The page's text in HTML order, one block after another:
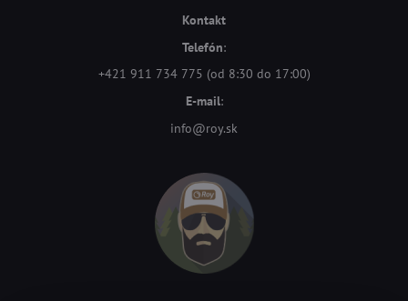
Kontakt
Telefón:
+421 911 734 775 (od 8:30 do 17:00)
E-mail:
info@roy.sk